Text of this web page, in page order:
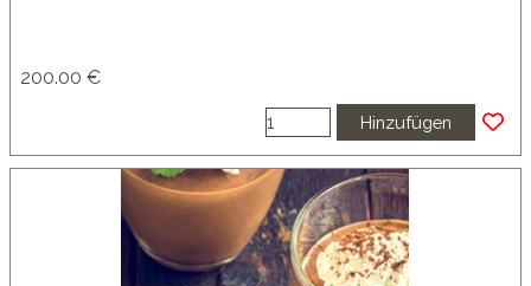
200.00 €
Hinzufügen